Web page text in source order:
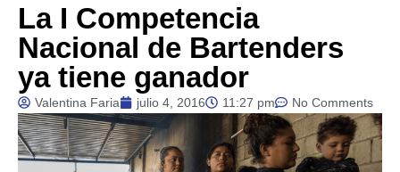
La I Competencia
Nacional de Bartenders
ya tiene ganador
Valentina Faria julio 4, 2016 11:27 pm No Comments